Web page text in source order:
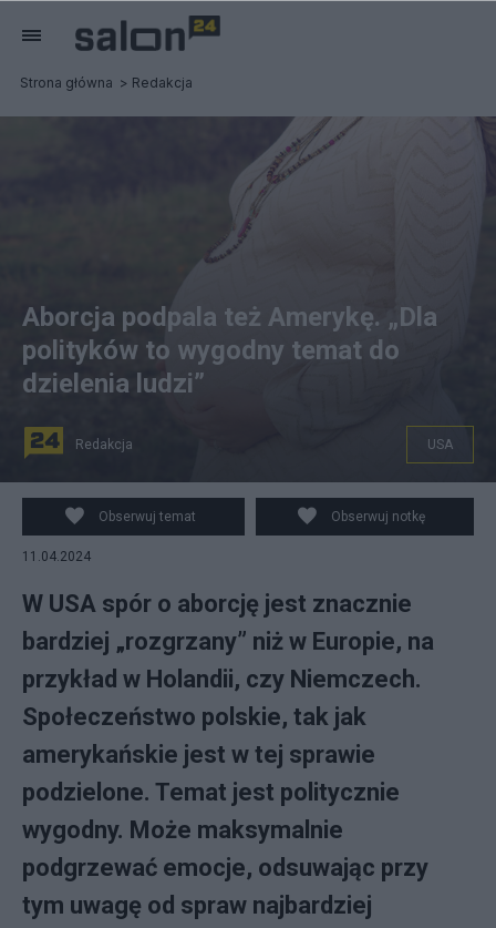
Strona główna Redakcja
na zdjęciu: kobieta w ciąży, zdjęcie ilustracyjne. fot.
pxhere.com
Aborcja podpala też Amerykę. „Dla
polityków to wygodny temat do
dzielenia ludzi”
Redakcja USA
Obserwuj temat Obserwuj notkę
11.04.2024
W USA spór o aborcję jest znacznie
bardziej „rozgrzany” niż w Europie, na
przykład w Holandii, czy Niemczech.
Społeczeństwo polskie, tak jak
amerykańskie jest w tej sprawie
podzielone. Temat jest politycznie
wygodny. Może maksymalnie
podgrzewać emocje, odsuwając przy
tym uwagę od spraw najbardziej